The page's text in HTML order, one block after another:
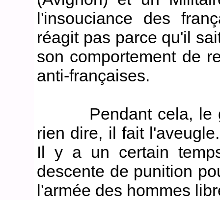
l'insouciance des
réagit pas parce qu'il
son comportement de
anti-françaises.
Pendant cela, le
rien dire, il fait
Il y a un certain
descente de punition
l'armée des hommes